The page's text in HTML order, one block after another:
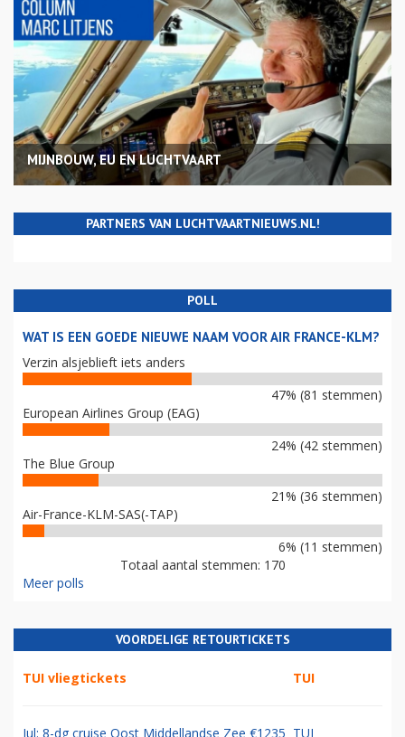
MIJNBOUW, EU EN LUCHTVAART
PARTNERS VAN LUCHTVAARTNIEUWS.NL!
POLL
WAT IS EEN GOEDE NIEUWE NAAM VOOR AIR FRANCE-KLM?
Verzin alsjeblieft iets anders
47% (81 stemmen)
European Airlines Group (EAG)
24% (42 stemmen)
The Blue Group
21% (36 stemmen)
Air-France-KLM-SAS(-TAP)
6% (11 stemmen)
Totaal aantal stemmen: 170
Meer polls
VOORDELIGE RETOURTICKETS
TUI vliegtickets TUI
Jul: 8-dg cruise Oost Middellandse Zee €1235 TUI